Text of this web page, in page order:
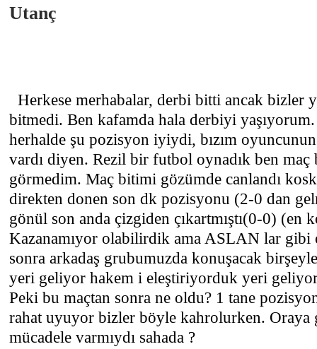
Utanç
Herkese merhabalar, derbi bitti ancak bizler
bitmedi. Ben kafamda hala derbiyi
herhalde şu pozisyon iyiydi, bızım
vardı diyen. Rezil bir futbol oynadık ben maç
görmedim. Maç bitimi gözümde canlandı
direkten donen son dk pozisyonu (2-0 dan
gönül son anda çizgiden çıkartmıştı(0-0) (en
Kazanamıyor olabilirdik ama ASLAN lar
sonra arkadaş grubumuzda konuşacak
yeri geliyor hakem i eleştiriyorduk yeri
Peki bu maçtan sonra ne oldu? 1 tane
rahat uyuyor bizler böyle kahrolurken. Oraya
mücadele varmıydı sahada ?